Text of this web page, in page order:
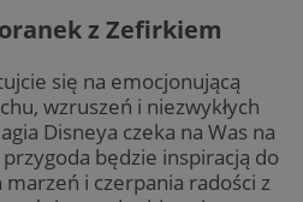
z Zefirkiem
się na emocjonującą
wzruszeń i niezwykłych
Disneya czeka na Was na
będzie inspiracją do
marzeń i czerpania radości z